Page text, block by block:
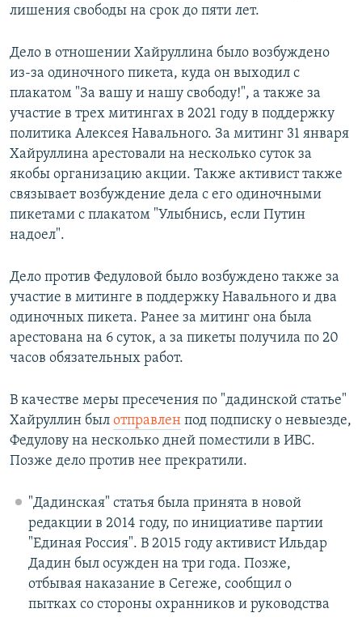
лишения свободы на срок до пяти лет.
Дело в отношении Хайруллина было возбуждено
из-за одиночного пикета, куда он выходил с
плакатом "За вашу и нашу свободу!", а также за
участие в трех митингах в 2021 году в поддержку
политика Алексея Навального. За митинг 31 января
Хайруллина арестовали на несколько суток за
якобы организацию акции. Также активист также
связывает возбуждение дела с его одиночными
пикетами с плакатом "Улыбнись, если Путин
надоел".
Дело против Федуловой было возбуждено также за
участие в митинге в поддержку Навального и два
одиночных пикета. Ранее за митинг она была
арестована на 6 суток, а за пикеты получила по 20
часов обязательных работ.
В качестве меры пресечения по "дадинской статье"
Хайруллин был отправлен под подписку о невыезде,
Федулову на несколько дней поместили в ИВС.
Позже дело против нее прекратили.
"Дадинская" статья была принята в новой
редакции в 2014 году, по инициативе партии
"Единая Россия". В 2015 году активист Ильдар
Дадин был осужден на три года. Позже,
отбывая наказание в Сегеже, сообщил о
пытках со стороны охранников и руководства